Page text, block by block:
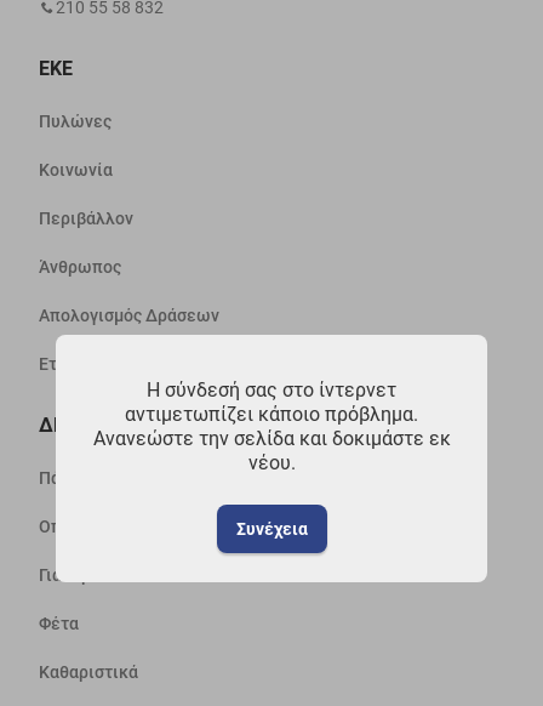
210 55 58 832
ΕΚΕ
Πυλώνες
Κοινωνία
Περιβάλλον
Άνθρωπος
Απολογισμός Δράσεων
Εταιρεία
ΔΗΜΟΦΙΛΗ
Πάνες
Οπωροπωλείο - Μαναβική
Γιαούρτια
Φέτα
Καθαριστικά
Η σύνδεσή σας στο ίντερνετ
αντιμετωπίζει κάποιο πρόβλημα.
Ανανεώστε την σελίδα και δοκιμάστε εκ
νέου.
Συνέχεια